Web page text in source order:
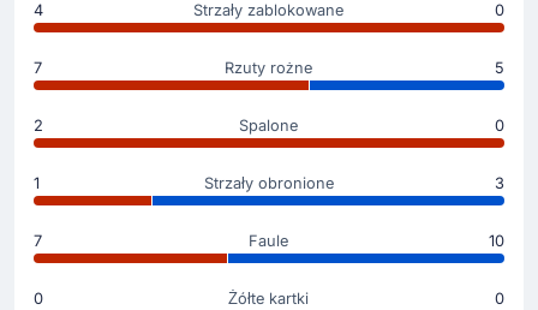
45'
2 - 0 po samobóju Filippo Terracciano.
Scott McTominay(Strzelec)
Kevin De Bruyne (Asysta)
4 Strzały zablokowane 0
7 Rzuty rożne 5
2 Spalone 0
1 Strzały obronione 3
7 Faule 10
0 Żółte kartki 0